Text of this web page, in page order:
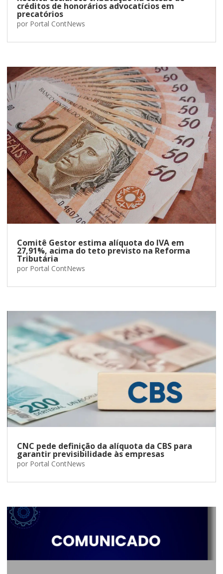
créditos de honorários advocatícios em
precatórios
por Portal ContNews
Comitê Gestor estima alíquota do IVA em
27,91%, acima do teto previsto na Reforma
Tributária
por Portal ContNews
CNC pede definição da alíquota da CBS para
garantir previsibilidade às empresas
por Portal ContNews